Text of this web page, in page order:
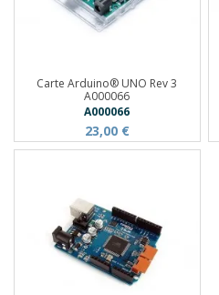
Carte Arduino® UNO Rev 3
A000066
A000066
23,00 €